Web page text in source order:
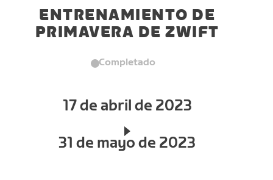
ENTRENAMIENTO DE
PRIMAVERA DE ZWIFT
Completado
17 de abril de 2023
31 de mayo de 2023